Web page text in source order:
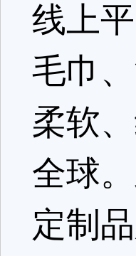
线上
毛巾
柔软
全球
定制